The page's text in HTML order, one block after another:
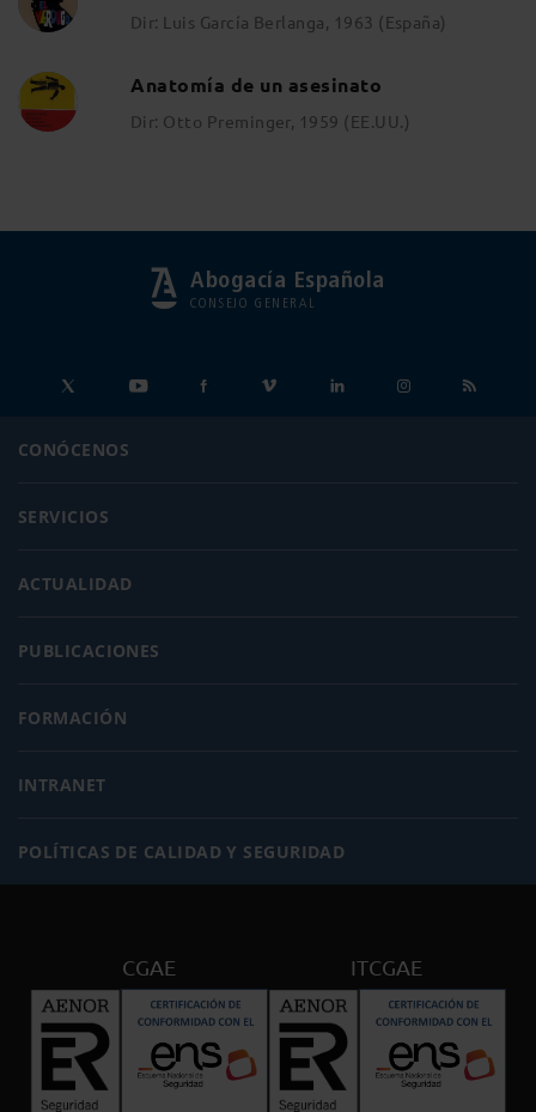
Dir: Luis García Berlanga, 1963 (España)
Anatomía de un asesinato
Dir: Otto Preminger, 1959 (EE.UU.)
Abogacía Española
CONSEJO GENERAL
CONÓCENOS
SERVICIOS
ACTUALIDAD
PUBLICACIONES
FORMACIÓN
INTRANET
POLÍTICAS DE CALIDAD Y SEGURIDAD
CGAE ITCGAE